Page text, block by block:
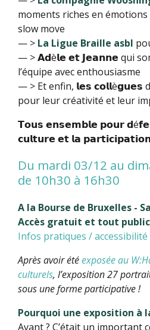
moments riches en
slow move
— > La Ligue Braille asbl
— > 𝗔𝗱è𝗹𝗲 𝗲𝘁 𝗝𝗲𝗮𝗻𝗻𝗲 qui
l’équipe avec enthousiasme
— > Et enfin, 𝗹𝗲𝘀 𝗰𝗼𝗹𝗹è𝗴𝘂𝗲𝘀
pour leur créativité et leur
𝗧𝗼𝘂𝘀 𝗲𝗻𝘀𝗲𝗺𝗯𝗹𝗲 𝗽𝗼𝘂𝗿
𝗰𝘂𝗹𝘁𝘂𝗿𝗲 𝗲𝘁 𝗹𝗮
Du mardi 03/12 au
de 10h30 à 16h30
A la Bourse de Bruxelles -
Accès gratuit et tout
Infos pratiques /
Après avoir étéexposée au
culturels, l’exposition 27
sous une forme participative !
Pourquoi une exposition à
Avant ? C’était un important